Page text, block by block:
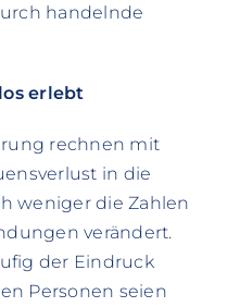
handelnde
erlebt
rechnen mit
in die
weniger die Zahlen
verändert.
der Eindruck
Personen seien